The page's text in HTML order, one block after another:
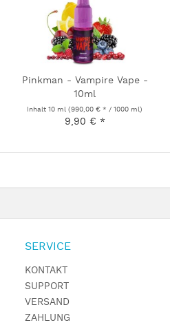
Pinkman - Vampire Vape -
10ml
Inhalt10 ml(990,00 € * / 1000 ml)
9,90 € *
SERVICE
KONTAKT
SUPPORT
VERSAND
ZAHLUNG